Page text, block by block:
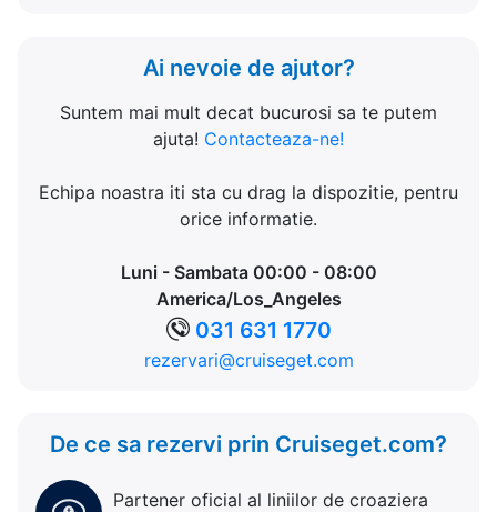
Ai nevoie de ajutor?
Suntem mai mult decat bucurosi sa te putem
ajuta! Contacteaza-ne!
Echipa noastra iti sta cu drag la dispozitie, pentru
orice informatie.
Luni - Sambata 00:00 - 08:00
America/Los_Angeles
031 631 1770
rezervari@cruiseget.com
De ce sa rezervi prin Cruiseget.com?
Partener oficial al liniilor de croaziera